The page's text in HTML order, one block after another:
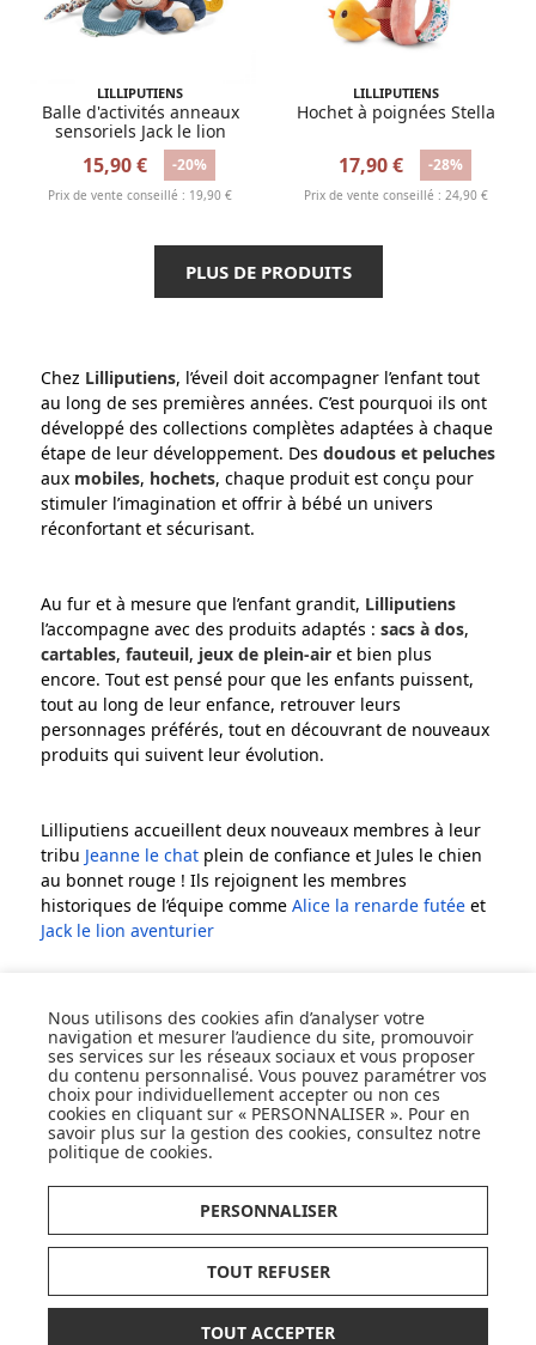
LILLIPUTIENS
Balle d'activités anneaux
sensoriels Jack le lion
15,90 € -20%
Prix de vente conseillé : 19,90 €
LILLIPUTIENS
Hochet à poignées Stella
17,90 € -28%
Prix de vente conseillé : 24,90 €
PLUS DE PRODUITS
Chez Lilliputiens, l’éveil doit accompagner l’enfant tout
au long de ses premières années. C’est pourquoi ils ont
développé des collections complètes adaptées à chaque
étape de leur développement. Des doudous et peluches
aux mobiles, hochets, chaque produit est conçu pour
stimuler l’imagination et offrir à bébé un univers
réconfortant et sécurisant.
Au fur et à mesure que l’enfant grandit, Lilliputiens
l’accompagne avec des produits adaptés : sacs à dos,
cartables, fauteuil, jeux de plein-air et bien plus
encore. Tout est pensé pour que les enfants puissent,
tout au long de leur enfance, retrouver leurs
personnages préférés, tout en découvrant de nouveaux
produits qui suivent leur évolution.
Lilliputiens accueillent deux nouveaux membres à leur
tribu Jeanne le chat plein de confiance et Jules le chien
au bonnet rouge ! Ils rejoignent les membres
historiques de l’équipe comme Alice la renarde futée et
Jack le lion aventurier
SUIVEZ NOS ACTUS,
NOUVEAUTÉS, OFFRES...
OK
PERSONNALISER
EXPÉDITION
EN24H
LIVRAISON
OFFERTE
D'
Nous utilisons des cookies afin d’analyser votre
navigation et mesurer l’audience du site, promouvoir
ses services sur les réseaux sociaux et vous proposer
du contenu personnalisé. Vous pouvez paramétrer vos
choix pour individuellement accepter ou non ces
cookies en cliquant sur « PERSONNALISER ». Pour en
savoir plus sur la gestion des cookies, consultez notre
politique de cookies.
PERSONNALISER
TOUT REFUSER
TOUT ACCEPTER